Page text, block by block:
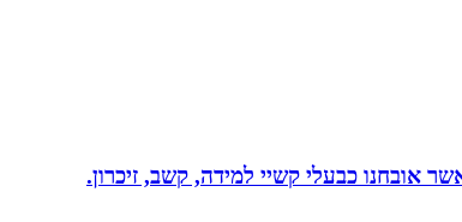
אובחנו כבעלי קשיי למידה, קשב, זיכרון.